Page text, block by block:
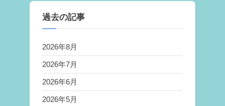
過去の記事
2026年8月
2026年7月
2026年6月
2026年5月